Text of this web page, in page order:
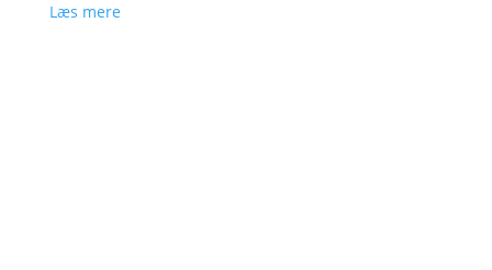
Læs mere